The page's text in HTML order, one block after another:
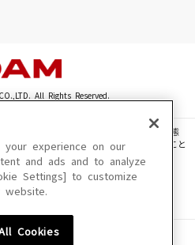
All Rights Reserved.
・画像・写真・動画・音声等を、手段や形態
て無断で複製、転載、ファイル化などすること
用いただけない場合があります。
が変更になる場合があります。
experience on our
and ads and to analyze
Settings] to customize
website.
Cookies